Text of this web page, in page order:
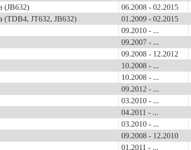
(JB632)
06.2008 - 02.2015
(TDB4, JT632, JB632)
01.2009 - 02.2015
09.2010 - ...
09.2007 - ...
09.2008 - 12.2012
10.2008 - ...
10.2008 - ...
09.2012 - ...
03.2010 - ...
04.2011 - ...
03.2010 - ...
09.2008 - 12.2010
01.2011 - ...